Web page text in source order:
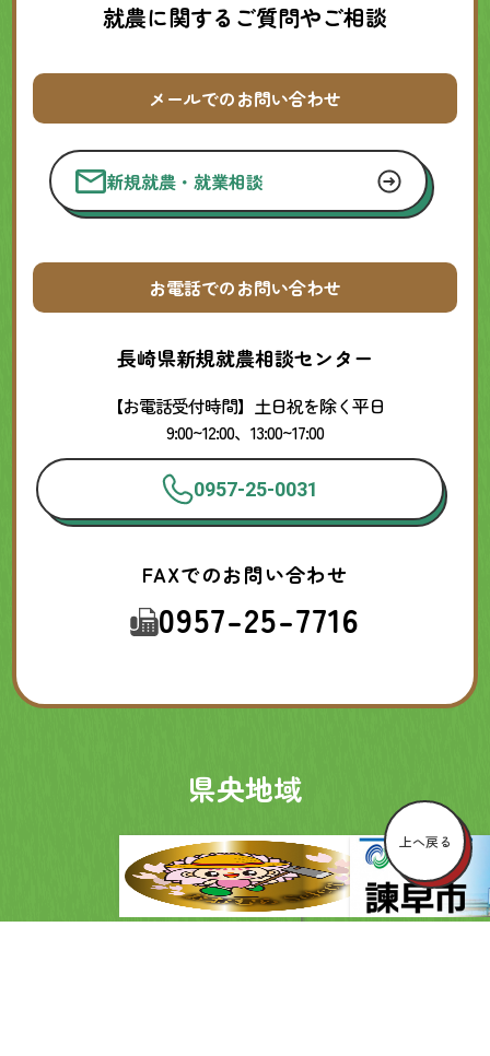
就農に関するご質問やご相談
メールでのお問い合わせ
新規就農・就業相談
お電話でのお問い合わせ
長崎県新規就農相談センター
【お電話受付時間】土日祝を除く平日
9:00~12:00、13:00~17:00
0957-25-0031
FAXでのお問い合わせ
0957-25-7716
県央地域
上へ戻る